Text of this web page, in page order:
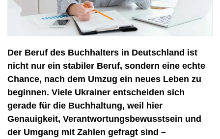
Der Beruf des Buchhalters in Deutschland ist
nicht nur ein stabiler Beruf, sondern eine echte
Chance, nach dem Umzug ein neues Leben zu
beginnen. Viele Ukrainer entscheiden sich
gerade für die Buchhaltung, weil hier
Genauigkeit, Verantwortungsbewusstsein und
der Umgang mit Zahlen gefragt sind –